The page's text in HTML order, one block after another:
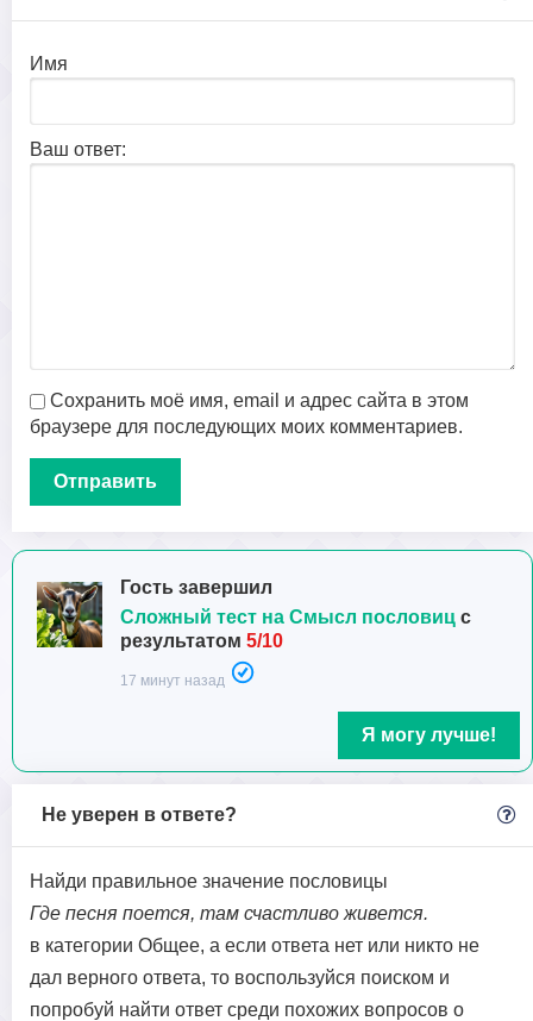
Имя
Ваш ответ:
Сохранить моё имя, email и адрес сайта в этом
браузере для последующих моих комментариев.
Гость завершил
Сложный тест на Смысл пословиц с
результатом 5/10
17 минут назад
Я могу лучше!
Не уверен в ответе?
Найди правильное значение пословицы
Где песня поется, там счастливо живется.
в категории Общее, а если ответа нет или никто не
дал верного ответа, то воспользуйся поиском и
попробуй найти ответ среди похожих вопросов о